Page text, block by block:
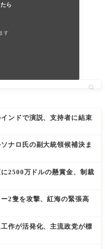
ら
す
ンドで演説、支持者に結束
ナロ氏の副大統領候補決ま
2500万ドルの懸賞金、制裁
2隻を攻撃、紅海の緊張高
作が活発化、主流政党が標